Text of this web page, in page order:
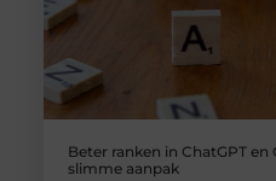
Beter ranken in ChatGPT
slimme aanpak